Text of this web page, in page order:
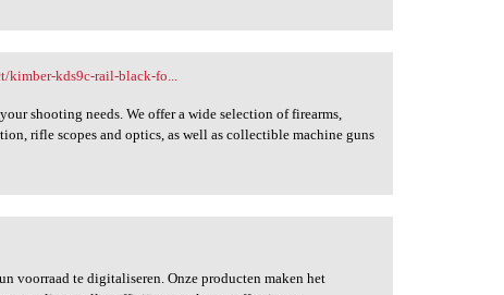
kimber-kds9c-rail-black-fo...
shooting needs. We offer a wide selection of firearms,
rifle scopes and optics, as well as collectible machine guns
voorraad te digitaliseren. Onze producten maken het